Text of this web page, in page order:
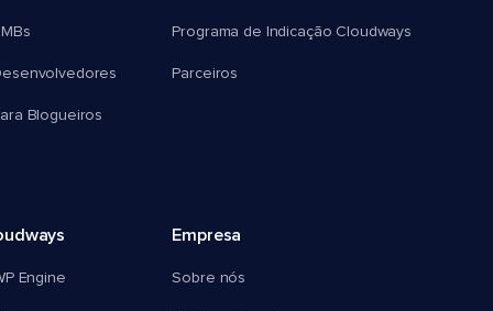
Blogueiros
Programa de Indicação Cloudways
Parceiros
Engine
Empresa
Sobre nós